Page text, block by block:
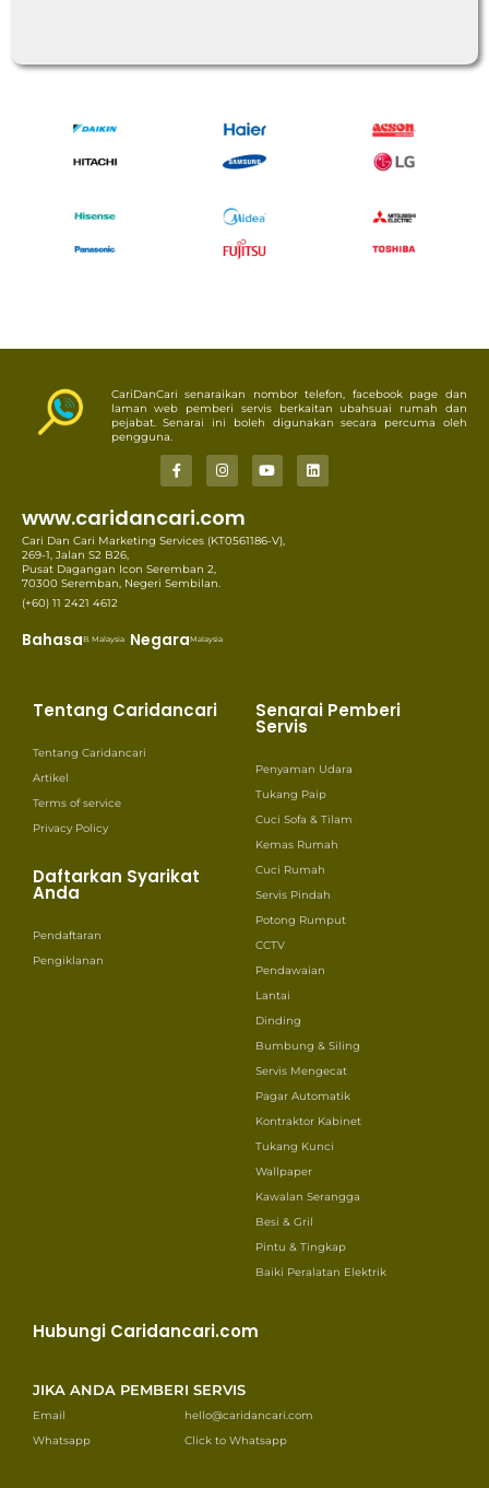
CariDanCari senaraikan nombor telefon, facebook page dan
laman web pemberi servis berkaitan ubahsuai rumah dan
pejabat. Senarai ini boleh digunakan secara percuma oleh
pengguna.
www.caridancari.com
Cari Dan Cari Marketing Services (KT0561186-V),
269-1, Jalan S2 B26,
Pusat Dagangan Icon Seremban 2,
70300 Seremban, Negeri Sembilan.
(+60) 11 2421 4612
BahasaB. Malaysia NegaraMalaysia
Tentang Caridancari
Tentang Caridancari
Artikel
Terms of service
Privacy Policy
Daftarkan Syarikat
Anda
Pendaftaran
Pengiklanan
Senarai Pemberi
Servis
Penyaman Udara
Tukang Paip
Cuci Sofa & Tilam
Kemas Rumah
Cuci Rumah
Servis Pindah
Potong Rumput
CCTV
Pendawaian
Lantai
Dinding
Bumbung & Siling
Servis Mengecat
Pagar Automatik
Kontraktor Kabinet
Tukang Kunci
Wallpaper
Kawalan Serangga
Besi & Gril
Pintu & Tingkap
Baiki Peralatan Elektrik
Hubungi Caridancari.com
JIKA ANDA PEMBERI SERVIS
Email
hello@caridancari.com
Whatsapp
Click to Whatsapp